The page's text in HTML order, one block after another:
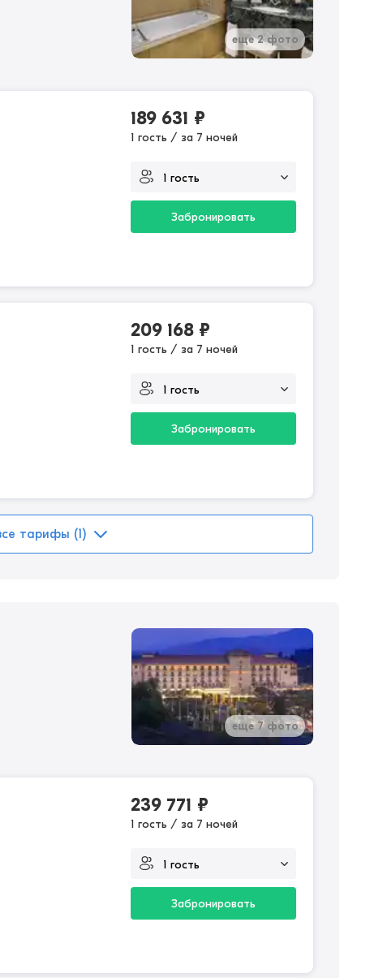
еще 2 фото
189 631 ₽
1 гость / за 7 ночей
Забронировать
209 168 ₽
1 гость / за 7 ночей
Забронировать
тарифы (1)
еще 7 фото
239 771 ₽
1 гость / за 7 ночей
Забронировать